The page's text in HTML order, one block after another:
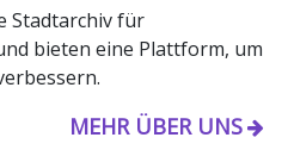
Stadtarchiv für
bieten eine Plattform, um
MEHR ÜBER UNS